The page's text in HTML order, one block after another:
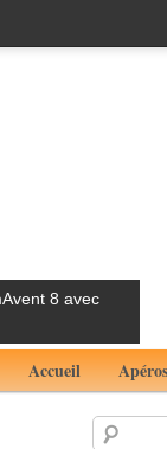
8 avec
Accueil Apéros